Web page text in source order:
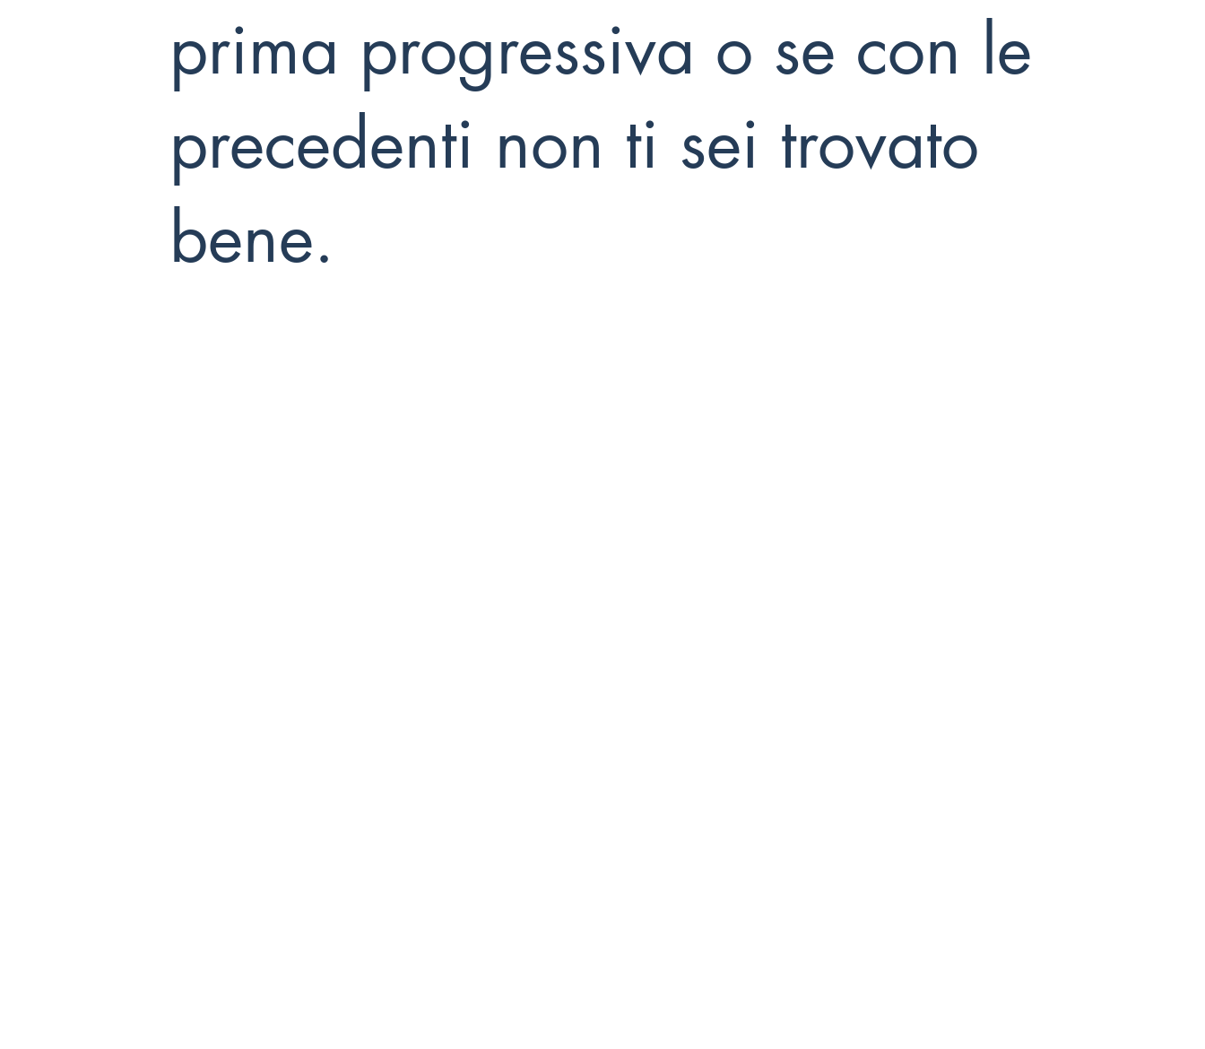
prima progressiva o se con le
precedenti non ti sei trovato
bene.